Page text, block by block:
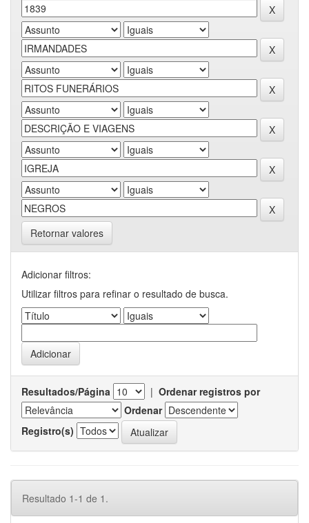
Retornar valores
Adicionar filtros:
Utilizar filtros para refinar o resultado de busca.
Resultados/Página | Ordenar registros por
Ordenar
Registro(s)
Resultado 1-1 de 1.